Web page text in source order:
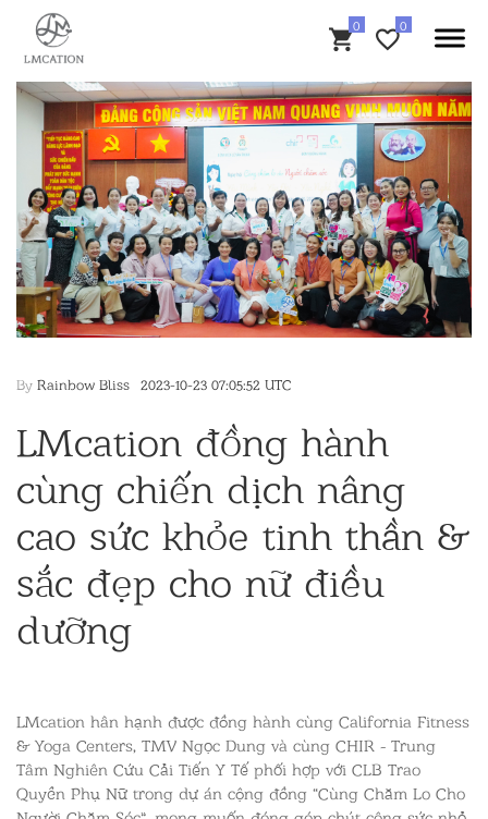
By Rainbow Bliss 2023-10-23 07:05:52 UTC
LMcation đồng hành
cùng chiến dịch nâng
cao sức khỏe tinh thần &
sắc đẹp cho nữ điều
dưỡng
LMcation hân hạnh được đồng hành cùng California Fitness
& Yoga Centers, TMV Ngọc Dung và cùng CHIR - Trung
Tâm Nghiên Cứu Cải Tiến Y Tế phối hợp với CLB Trao
Quyền Phụ Nữ trong dự án cộng đồng “Cùng Chăm Lo Cho